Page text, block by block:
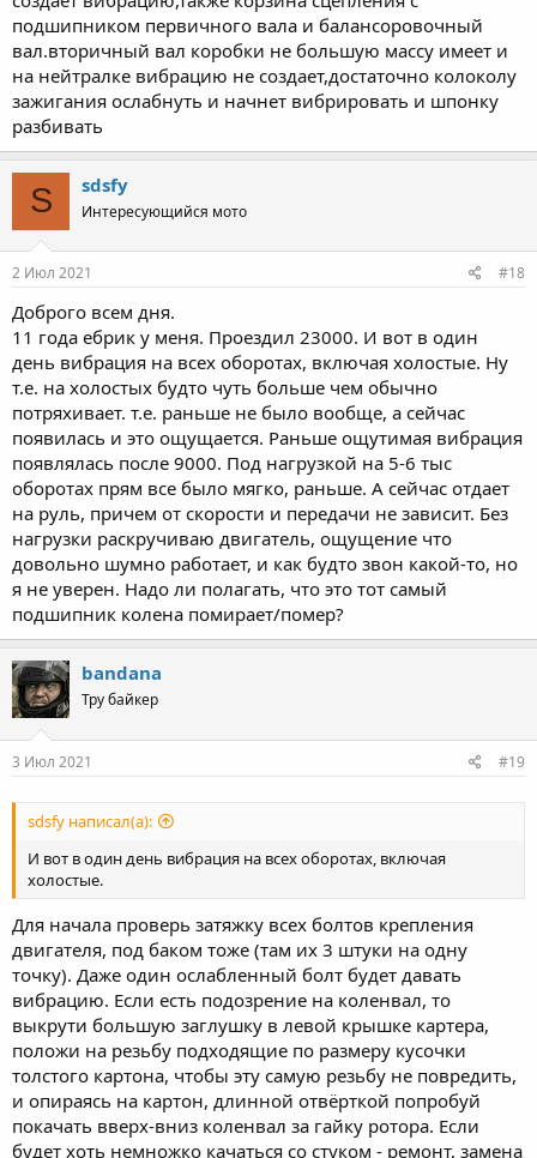
подшипником первичного вала и балансоровочный
вал.вторичный вал коробки не большую массу имеет и
на нейтралке вибрацию не создает,достаточно колоколу
зажигания ослабнуть и начнет вибрировать и шпонку
разбивать
S sdsfy
Интересующийся мото
2 Июл 2021 #18
Доброго всем дня.
11 года ебрик у меня. Проездил 23000. И вот в один
день вибрация на всех оборотах, включая холостые. Ну
т.е. на холостых будто чуть больше чем обычно
потряхивает. т.е. раньше не было вообще, а сейчас
появилась и это ощущается. Раньше ощутимая вибрация
появлялась после 9000. Под нагрузкой на 5-6 тыс
оборотах прям все было мягко, раньше. А сейчас отдает
на руль, причем от скорости и передачи не зависит. Без
нагрузки раскручиваю двигатель, ощущение что
довольно шумно работает, и как будто звон какой-то, но
я не уверен. Надо ли полагать, что это тот самый
подшипник колена помирает/помер?
bandana
Тру байкер
3 Июл 2021 #19
sdsfy написал(а):
И вот в один день вибрация на всех оборотах, включая
холостые.
Для начала проверь затяжку всех болтов крепления
двигателя, под баком тоже (там их 3 штуки на одну
точку). Даже один ослабленный болт будет давать
вибрацию. Если есть подозрение на коленвал, то
выкрути большую заглушку в левой крышке картера,
положи на резьбу подходящие по размеру кусочки
толстого картона, чтобы эту самую резьбу не повредить,
и опираясь на картон, длинной отвёрткой попробуй
покачать вверх-вниз коленвал за гайку ротора. Если
будет хоть немножко качаться со стуком - ремонт, замена